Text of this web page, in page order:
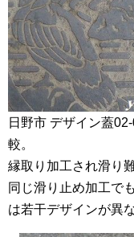
日野市 デザイン蓋
較。
縁取り加工され滑り
同じ滑り止め加工で
は若干デザインが異な